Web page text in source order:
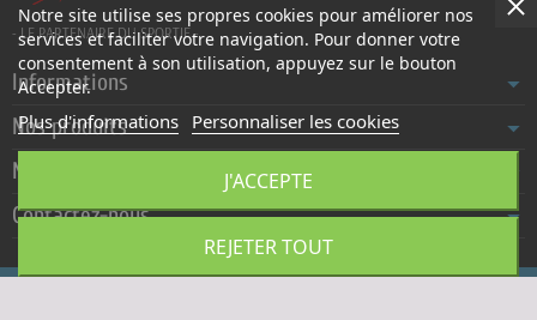
- LE PARTENAIRE DU SPORTIF -
Informations
Nos produits
Notre société
Contactez-nous
Notre site utilise ses propres cookies pour améliorer nos
services et faciliter votre navigation. Pour donner votre
consentement à son utilisation, appuyez sur le bouton
Accepter.
Plus d'informations Personnaliser les cookies
REJETER TOUT
J'ACCEPTE